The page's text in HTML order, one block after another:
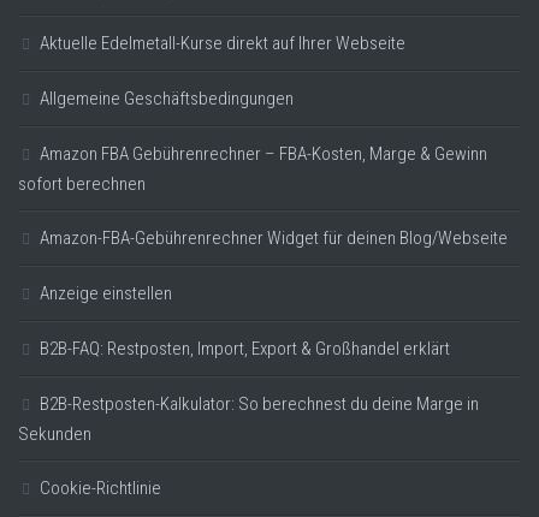
Aktuelle Edelmetall-Kurse direkt auf Ihrer Webseite
Allgemeine Geschäftsbedingungen
Amazon FBA Gebührenrechner – FBA-Kosten, Marge & Gewinn
sofort berechnen
Amazon-FBA-Gebührenrechner Widget für deinen Blog/Webseite
Anzeige einstellen
B2B-FAQ: Restposten, Import, Export & Großhandel erklärt
B2B-Restposten-Kalkulator: So berechnest du deine Marge in
Sekunden
Cookie-Richtlinie